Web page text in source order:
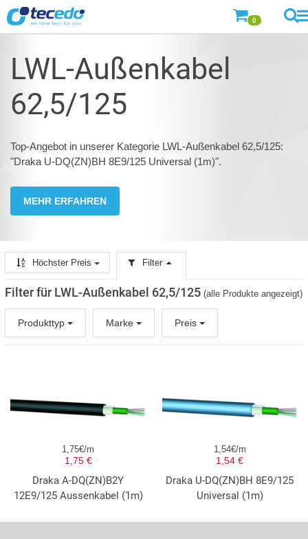
0
LWL-Außenkabel
62,5/125
Top-Angebot in unserer Kategorie LWL-Außenkabel 62,5/125:
"Draka U-DQ(ZN)BH 8E9/125 Universal (1m)".
MEHR ERFAHREN
Höchster Preis Filter
Filter für LWL-Außenkabel 62,5/125 (alle Produkte angezeigt)
Produkttyp Marke Preis
1,75€/m
1,75 €
Draka A-DQ(ZN)B2Y
12E9/125 Aussenkabel (1m)
1,54€/m
1,54 €
Draka U-DQ(ZN)BH 8E9/125
Universal (1m)